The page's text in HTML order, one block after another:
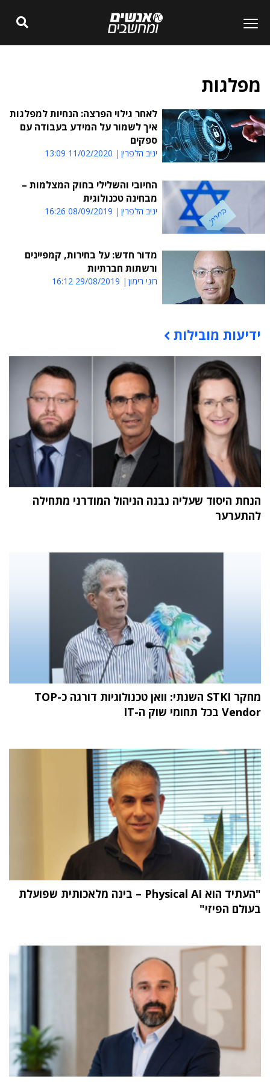
מפלגות
לאחר גילוי הפרצה: הנחיות למפלגות
איך לשמור על המידע בעבודה עם
ספקים
יניב הלפרין 11/02/2020 13:09
החיובי והשלילי בחוק המצלמות –
מבחינה טכנולוגית
יניב הלפרין 08/09/2019 16:26
מדור חדש: על בחירות, קמפיינים
ורשתות חברתיות
רוני רימון 29/08/2019 16:12
תוכן פרסומי
ידיעות מובילות
הנחת היסוד שעליה נבנה הניהול המודרני מתחילה
להתערער
מחקר STKI השנתי: וואן טכנולוגיות דורגה כ-TOP
Vendor בכל תחומי שוק ה-IT
"העתיד הוא Physical AI – בינה מלאכותית שפועלת
בעולם הפיזי"